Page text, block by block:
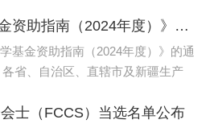
《中国博士后科学基金资助指南（2024年度）》发布
基金资助指南（2024年度）》的通
知 中博基字〔2024〕2号 各省、自治区、直辖市及新疆生产
士（FCCS）当选名单公布